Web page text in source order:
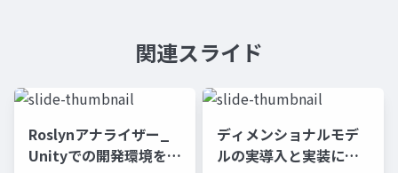
関連スライド
Roslynアナライザー_
Unityでの開発環境を改
ディメンショナルモデ
ルの実導入と実装につ